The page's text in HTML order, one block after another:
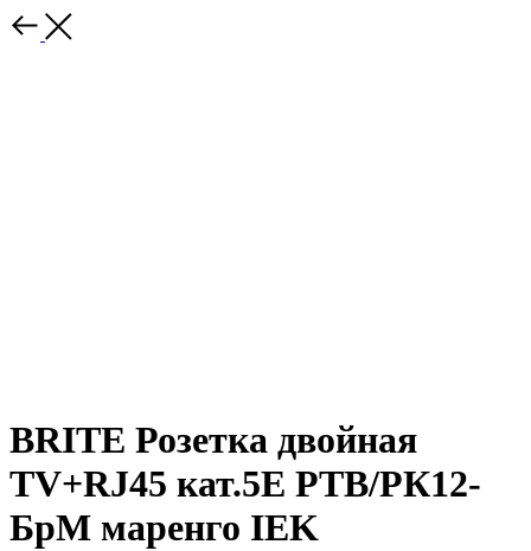
BRITE Розетка двойная
TV+RJ45 кат.5E РТВ/РК12-
БрМ маренго IEK